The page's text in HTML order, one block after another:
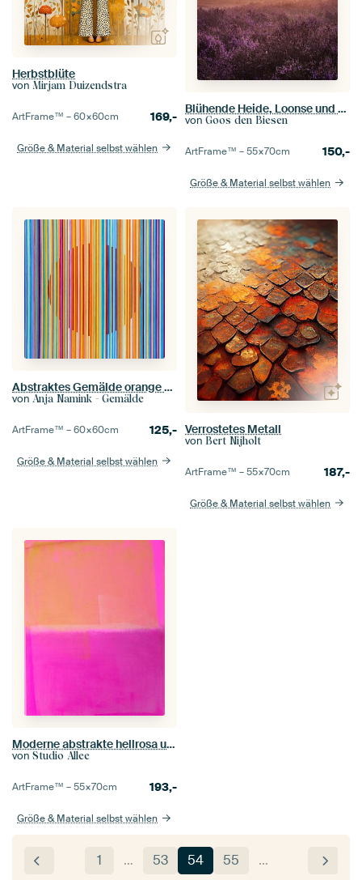
Herbstblüte
von Mirjam Duizendstra
ArtFrame™ –60×60cm 169,-
Größe & Material selbst wählen
Blühende Heide, Loonse und Drunense Dünen
von Goos den Biesen
ArtFrame™ –55×70cm 150,-
Größe & Material selbst wählen
Abstraktes Gemälde orange blau gestreift
von Anja Namink - Gemälde
ArtFrame™ –60×60cm 125,-
Größe & Material selbst wählen
Verrostetes Metall
von Bert Nijholt
ArtFrame™ –55×70cm 187,-
Größe & Material selbst wählen
Moderne abstrakte hellrosa und terra
von Studio Allee
ArtFrame™ –55×70cm 193,-
Größe & Material selbst wählen
1 … 53 54 55 …